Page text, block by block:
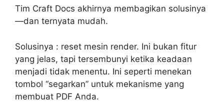
Tim Craft Docs akhirnya membagikan solusinya
—dan ternyata mudah.
Solusinya : reset mesin render. Ini bukan fitur
yang jelas, tapi tersembunyi ketika keadaan
menjadi tidak menentu. Ini seperti menekan
tombol “segarkan” untuk mekanisme yang
membuat PDF Anda.